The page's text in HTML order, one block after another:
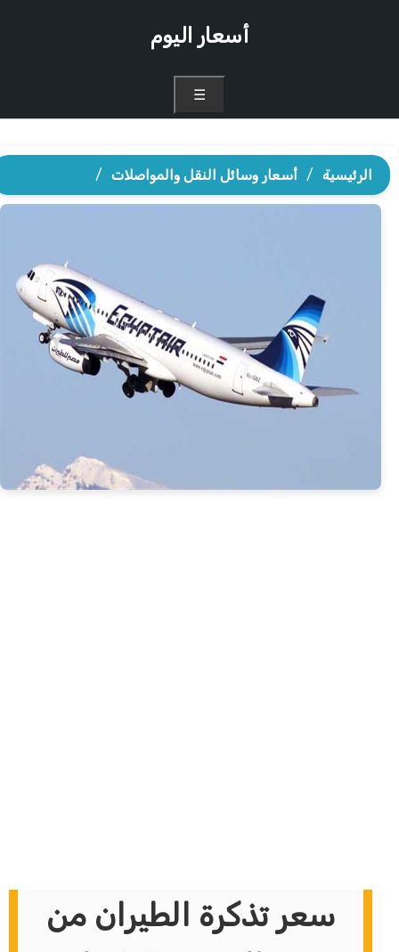
أسعار اليوم
الرئيسية / أسعار وسائل النقل والمواصلات /
سعر تذكرة الطيران من